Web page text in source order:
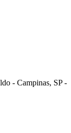
- Campinas, SP -